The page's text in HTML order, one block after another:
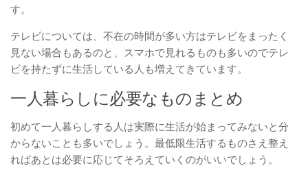
す。
テレビについては、不在の時間が多い方はテレビをまったく
見ない場合もあるのと、スマホで見れるものも多いのでテレ
ビを持たずに生活している人も増えてきています。
一人暮らしに必要なものまとめ
初めて一人暮らしする人は実際に生活が始まってみないと分
からないことも多いでしょう。最低限生活するものさえ整え
ればあとは必要に応じてそろえていくのがいいでしょう。